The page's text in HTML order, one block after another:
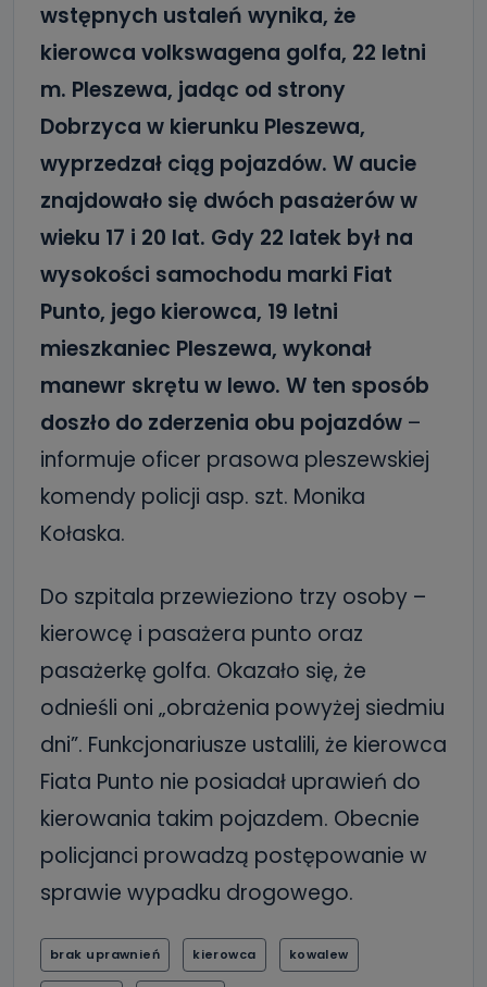
wstępnych ustaleń wynika, że
kierowca volkswagena golfa, 22 letni
m. Pleszewa, jadąc od strony
Dobrzyca w kierunku Pleszewa,
wyprzedzał ciąg pojazdów. W aucie
znajdowało się dwóch pasażerów w
wieku 17 i 20 lat. Gdy 22 latek był na
wysokości samochodu marki Fiat
Punto, jego kierowca, 19 letni
mieszkaniec Pleszewa, wykonał
manewr skrętu w lewo. W ten sposób
doszło do zderzenia obu pojazdów –
informuje oficer prasowa pleszewskiej
komendy policji asp. szt. Monika
Kołaska.
Do szpitala przewieziono trzy osoby –
kierowcę i pasażera punto oraz
pasażerkę golfa. Okazało się, że
odnieśli oni „obrażenia powyżej siedmiu
dni”. Funkcjonariusze ustalili, że kierowca
Fiata Punto nie posiadał uprawień do
kierowania takim pojazdem. Obecnie
policjanci prowadzą postępowanie w
sprawie wypadku drogowego.
brak uprawnień kierowca kowalew